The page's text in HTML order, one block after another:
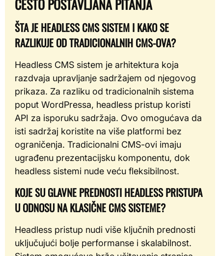
ČESTO POSTAVLJANA PITANJA
ŠTA JE HEADLESS CMS SISTEM I KAKO SE
RAZLIKUJE OD TRADICIONALNIH CMS-OVA?
Headless CMS sistem je arhitektura koja
razdvaja upravljanje sadržajem od njegovog
prikaza. Za razliku od tradicionalnih sistema
poput WordPressa, headless pristup koristi
API za isporuku sadržaja. Ovo omogućava da
isti sadržaj koristite na više platformi bez
ograničenja. Tradicionalni CMS-ovi imaju
ugrađenu prezentacijsku komponentu, dok
headless sistemi nude veću fleksibilnost.
KOJE SU GLAVNE PREDNOSTI HEADLESS PRISTUPA
U ODNOSU NA KLASIČNE CMS SISTEME?
Headless pristup nudi više ključnih prednosti
uključujući bolje performanse i skalabilnost.